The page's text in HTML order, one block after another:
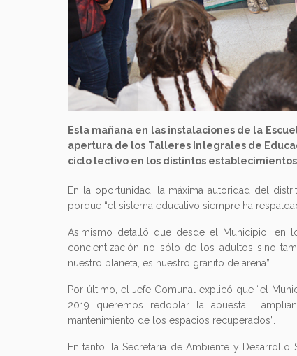
Esta mañana en las instalaciones de la
apertura de los Talleres Integrales de
ciclo lectivo en los distintos
En la oportunidad, la máxima autoridad del
porque “el sistema educativo siempre ha
Asimismo detalló que desde el Municipio, en
concientización no sólo de los adultos sino
nuestro planeta, es nuestro granito de arena”.
Por último, el Jefe Comunal explicó que “el
2019 queremos redoblar la apuesta,
mantenimiento de los espacios recuperados”.
En tanto, la Secretaria de Ambiente y